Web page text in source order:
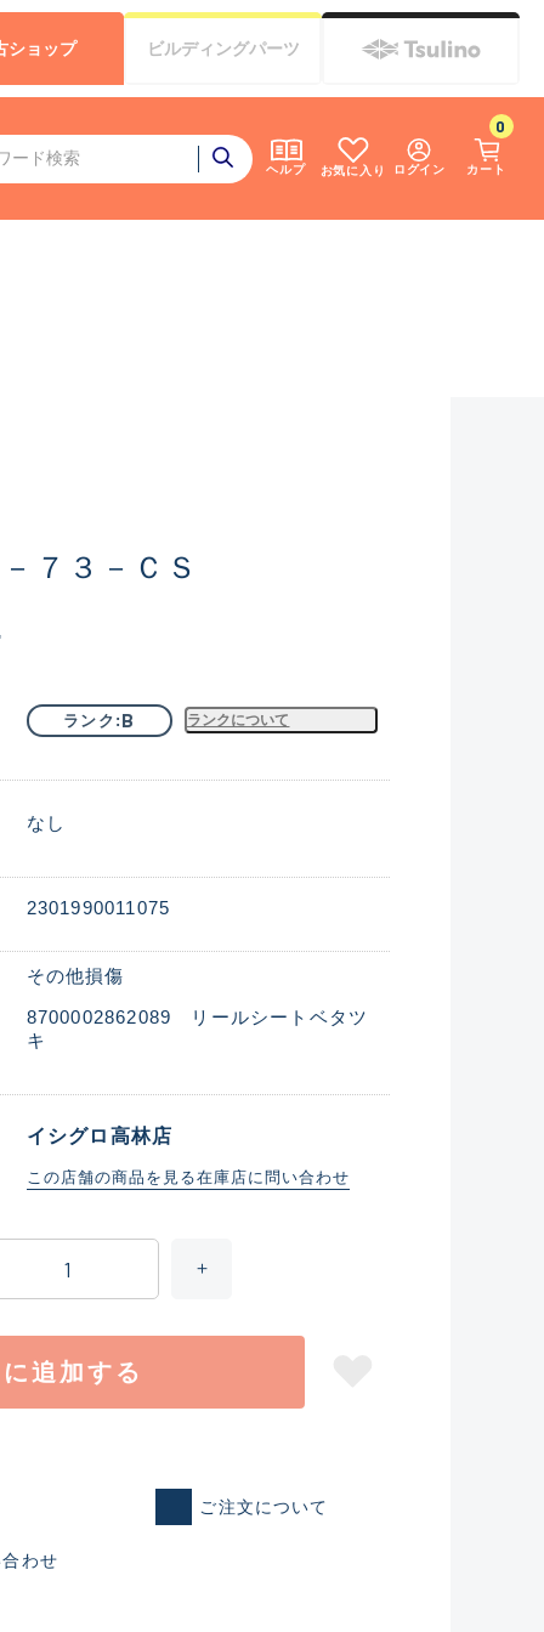
ヘルプ お気に入り ログイン カート
0
ショップ ビルディングパーツ
れた未使用
ものも含む
７３－ＣＳ
ランク B ランクについて
なし
2301990011075
その他損傷
8700002862089 リールシートベタツ
キ
イシグロ高林店
この店舗の商品を見る在庫店に問い合わせ
追加する
ご注文について
わせ